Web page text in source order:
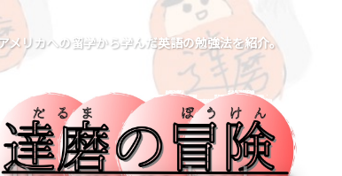
メリカへの留学から学んだ英語の勉強法を紹介。